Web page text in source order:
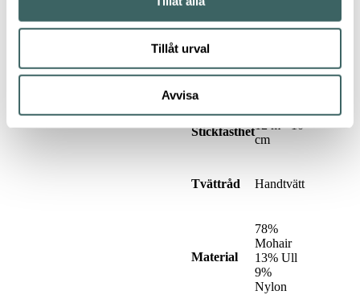
Tillåt urval
Avvisa
Längd 100 m
Stickor
5,5 - 7
Stickfasthet12 m - 10
cm
Tvättråd Handtvätt
Material
78%
Mohair
13% Ull
9%
Nylon